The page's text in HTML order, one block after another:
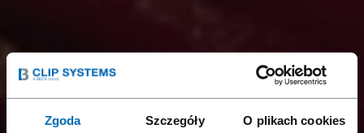
Zgoda Szczegóły O plikach cookies